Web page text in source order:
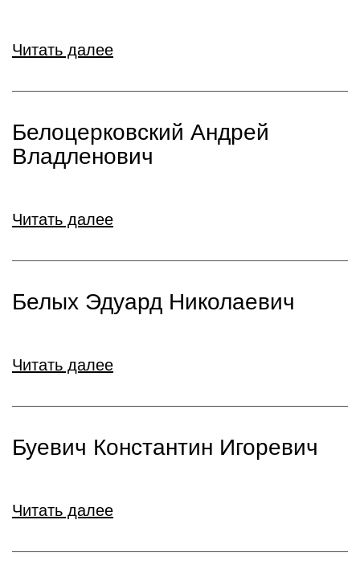
Читать далее
Белоцерковский Андрей
Владленович
Читать далее
Белых Эдуард Николаевич
Читать далее
Буевич Константин Игоревич
Читать далее